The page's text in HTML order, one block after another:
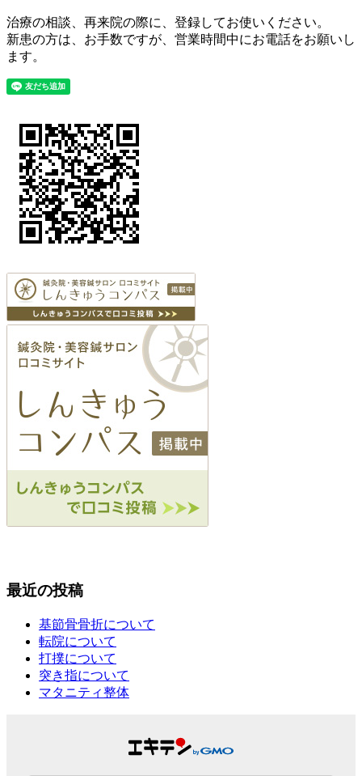
治療の相談、再来院の際に、登録してお使いください。
新患の方は、お手数ですが、営業時間中にお電話をお願いし
ます。
最近の投稿
基節骨骨折について
転院について
打撲について
突き指について
マタニティ整体